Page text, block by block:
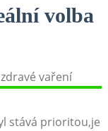
volba
stává prioritou,je